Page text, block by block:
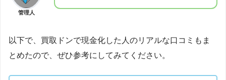
管理人
以下で、買取ドンで現金化した人のリアルな口コミもま
とめたので、ぜひ参考にしてみてください。